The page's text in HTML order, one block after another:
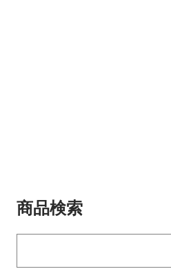
商品検索